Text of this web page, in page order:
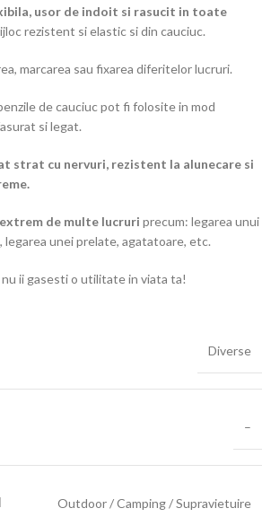
usor de indoit si rasucit in toate
rezistent si elastic si din cauciuc.
marcarea sau fixarea diferitelor lucruri.
de cauciuc pot fi folosite in mod
si legat.
strat cu nervuri, rezistent la alunecare si
de multe lucruri precum: legarea unui
unei prelate, agatatoare, etc.
ii gasesti o utilitate in viata ta!
Diverse
–
Outdoor / Camping / Supravietuire